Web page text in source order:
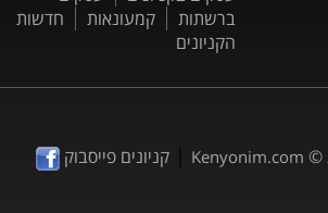
ברשתות
קמעונאות
חדשות
הקניונים
©
Kenyonim.com
|קניונים פייסבוק